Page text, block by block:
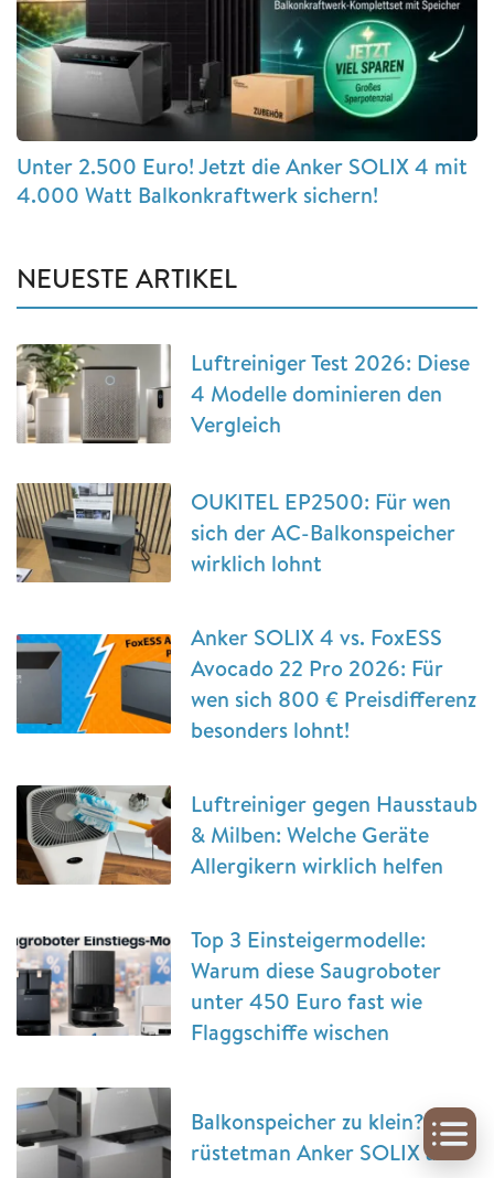
Unter 2.500 Euro! Jetzt die Anker SOLIX 4 mit
4.000 Watt Balkonkraftwerk sichern!
NEUESTE ARTIKEL
Luftreiniger Test 2026: Diese
4 Modelle dominieren den
Vergleich
OUKITEL EP2500: Für wen
sich der AC-Balkonspeicher
wirklich lohnt
Anker SOLIX 4 vs. FoxESS
Avocado 22 Pro 2026: Für
wen sich 800 € Preisdifferenz
besonders lohnt!
Luftreiniger gegen Hausstaub
& Milben: Welche Geräte
Allergikern wirklich helfen
Top 3 Einsteigermodelle:
Warum diese Saugroboter
unter 450 Euro fast wie
Flaggschiffe wischen
Balkonspeicher zu klein? So
rüstetman Anker SOLIX auf